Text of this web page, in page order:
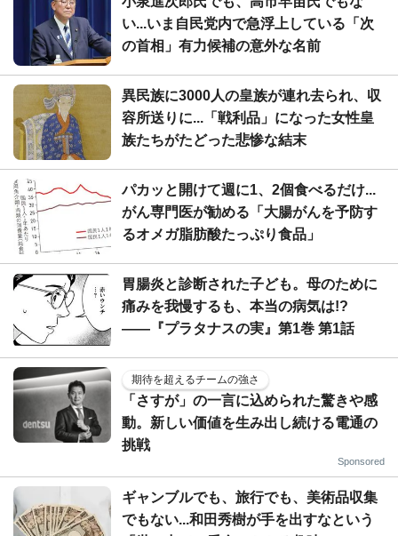
い...いま自民党内で急浮上している「次
の首相」有力候補の意外な名前
異民族に3000人の皇族が連れ去られ、収
容所送りに...「戦利品」になった女性皇
族たちがたどった悲惨な結末
パカッと開けて週に1、2個食べるだけ...
がん専門医が勧める「大腸がんを予防す
るオメガ脂肪酸たっぷり食品」
胃腸炎と診断された子ども。母のために
痛みを我慢するも、本当の病気は!?
――『プラタナスの実』第1巻 第1話
期待を超えるチームの強さ
「さすが」の一言に込められた驚きや感
動。新しい価値を生み出し続ける電通の
挑戦
Sponsored
ギャンブルでも、旅行でも、美術品収集
でもない...和田秀樹が手を出すなという